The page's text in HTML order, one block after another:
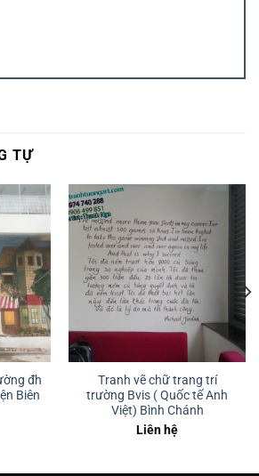
TỰ
đh
Biên
Tranh vẽ chữ trang trí
trường Bvis ( Quốc tế Anh
Việt) Bình Chánh
Liên hệ